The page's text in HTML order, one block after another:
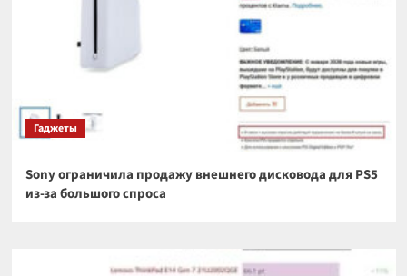
Гаджеты
Sony ограничила продажу внешнего дисковода для PS5
из-за большого спроса